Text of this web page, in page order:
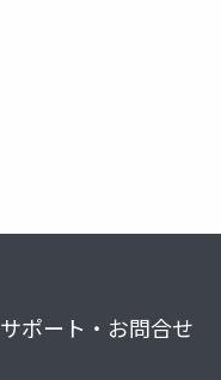
サポート・お問合せ